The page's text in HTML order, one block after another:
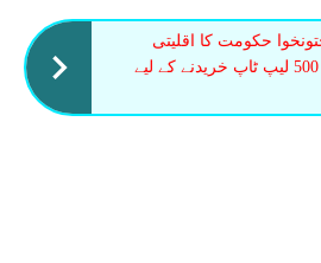
حکومت کا اقلیتی
طلبہ کے لیے بڑا اقدام، 500 لیپ ٹاپ خریدنے کے لیے